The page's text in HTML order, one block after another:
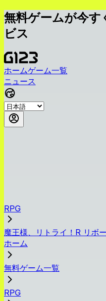
無料ゲームが今
ビス
ホームゲーム一覧
ニュース
RPG
魔王様、リトライ！R リボ
ホーム
無料ゲーム一覧
RPG